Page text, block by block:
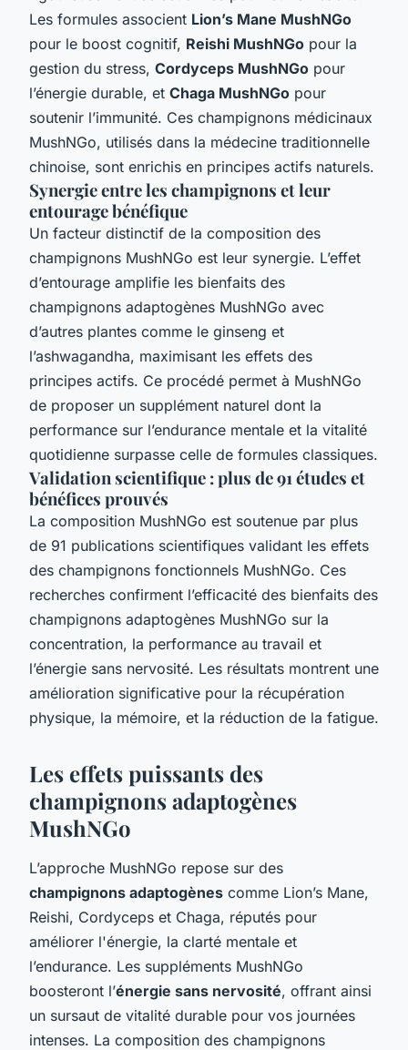
Les formules associent Lion’s Mane MushNGo
pour le boost cognitif, Reishi MushNGo pour la
gestion du stress, Cordyceps MushNGo pour
l’énergie durable, et Chaga MushNGo pour
soutenir l’immunité. Ces champignons médicinaux
MushNGo, utilisés dans la médecine traditionnelle
chinoise, sont enrichis en principes actifs naturels.
Synergie entre les champignons et leur
entourage bénéfique
Un facteur distinctif de la composition des
champignons MushNGo est leur synergie. L’effet
d’entourage amplifie les bienfaits des
champignons adaptogènes MushNGo avec
d’autres plantes comme le ginseng et
l’ashwagandha, maximisant les effets des
principes actifs. Ce procédé permet à MushNGo
de proposer un supplément naturel dont la
performance sur l’endurance mentale et la vitalité
quotidienne surpasse celle de formules classiques.
Validation scientifique : plus de 91 études et
bénéfices prouvés
La composition MushNGo est soutenue par plus
de 91 publications scientifiques validant les effets
des champignons fonctionnels MushNGo. Ces
recherches confirment l’efficacité des bienfaits des
champignons adaptogènes MushNGo sur la
concentration, la performance au travail et
l’énergie sans nervosité. Les résultats montrent une
amélioration significative pour la récupération
physique, la mémoire, et la réduction de la fatigue.
Les effets puissants des
champignons adaptogènes
MushNGo
L’approche MushNGo repose sur des
champignons adaptogènes comme Lion’s Mane,
Reishi, Cordyceps et Chaga, réputés pour
améliorer l'énergie, la clarté mentale et
l’endurance. Les suppléments MushNGo
boosteront l’énergie sans nervosité, offrant ainsi
un sursaut de vitalité durable pour vos journées
intenses. La composition des champignons